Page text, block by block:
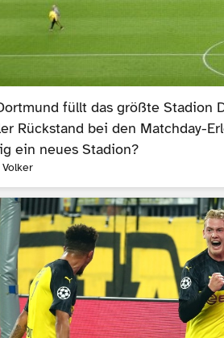
füllt das größte Stadion
Rückstand bei den Matchday-
ein neues Stadion?